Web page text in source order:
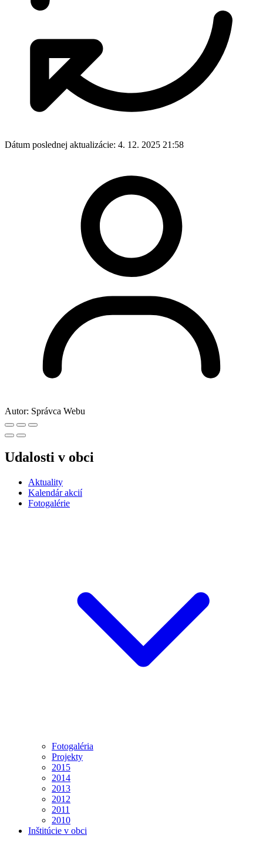
Dátum poslednej aktualizácie: 4. 12. 2025 21:58
Autor: Správca Webu
Udalosti v obci
Aktuality
Kalendár akcií
Fotogalérie
Fotogaléria
Projekty
2015
2014
2013
2012
2011
2010
Inštitúcie v obci